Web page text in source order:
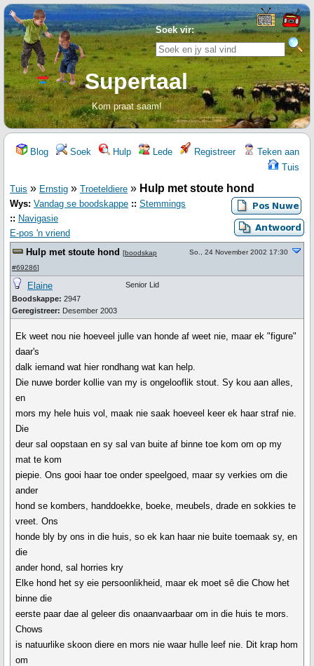
Soek vir:
Supertaal
Kom praat saam!
Blog Soek Hulp Lede Registreer
Teken aan
Tuis
Tuis » Ernstig » Troeteldiere » Hulp met stoute hond
Wys: Vandag se boodskappe :: Stemmings
:: Navigasie
E-pos 'n vriend
Hulp met stoute hond [boodskap
#69286]
So., 24 November 2002 17:30
Elaine
Boodskappe: 2947
Geregistreer: Desember 2003
Senior Lid
Ek weet nou nie hoeveel julle van honde af weet nie, maar ek "figure"
daar's
dalk iemand wat hier rondhang wat kan help.
Die nuwe border kollie van my is ongelooflik stout. Sy kou aan alles,
en
mors my hele huis vol, maak nie saak hoeveel keer ek haar straf nie.
Die
deur sal oopstaan en sy sal van buite af binne toe kom om op my
mat te kom
piepie. Ons gooi haar toe onder speelgoed, maar sy verkies om die
ander
hond se kombers, handdoekke, boeke, meubels, drade en sokkies te
vreet. Ons
honde bly by ons in die huis, so ek kan haar nie buite toemaak sy, en
die
ander hond, sal horries kry
Elke hond het sy eie persoonlikheid, maar ek moet sê die Chow het
binne die
eerste paar dae al geleer dis onaanvaarbaar om in die huis te mors.
Chows
is natuurlike skoon diere en mors nie waar hulle leef nie. Dit krap hom
om